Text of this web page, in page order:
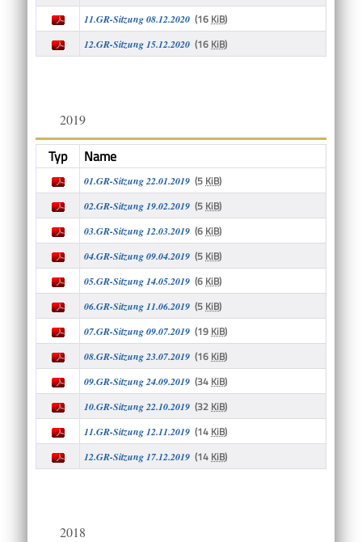
11.GR-Sitzung 08.12.2020 (16 KiB)
12.GR-Sitzung 15.12.2020 (16 KiB)
2019
Typ Name
01.GR-Sitzung 22.01.2019 (5 KiB)
02.GR-Sitzung 19.02.2019 (5 KiB)
03.GR-Sitzung 12.03.2019 (6 KiB)
04.GR-Sitzung 09.04.2019 (5 KiB)
05.GR-Sitzung 14.05.2019 (6 KiB)
06.GR-Sitzung 11.06.2019 (5 KiB)
07.GR-Sitzung 09.07.2019 (19 KiB)
08.GR-Sitzung 23.07.2019 (16 KiB)
09.GR-Sitzung 24.09.2019 (34 KiB)
10.GR-Sitzung 22.10.2019 (32 KiB)
11.GR-Sitzung 12.11.2019 (14 KiB)
12.GR-Sitzung 17.12.2019 (14 KiB)
2018